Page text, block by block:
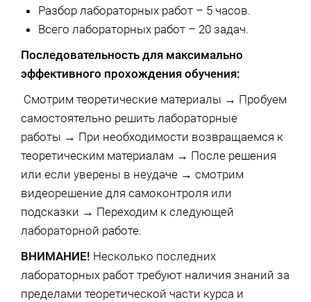
Разбор лабораторных работ – 5 часов.
Всего лабораторных работ – 20 задач.
Последовательность для максимально
эффективного прохождения обучения:
Смотрим теоретические материалы → Пробуем
самостоятельно решить лабораторные
работы → При необходимости возвращаемся к
теоретическим материалам → После решения
или если уверены в неудаче → смотрим
видеорешение для самоконтроля или
подсказки → Переходим к следующей
лабораторной работе.
ВНИМАНИЕ! Несколько последних
лабораторных работ требуют наличия знаний за
пределами теоретической части курса и